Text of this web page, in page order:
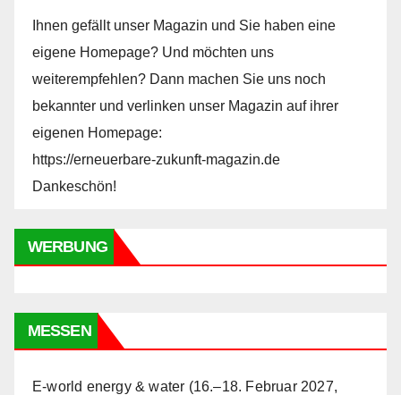
Ihnen gefällt unser Magazin und Sie haben eine
eigene Homepage? Und möchten uns
weiterempfehlen? Dann machen Sie uns noch
bekannter und verlinken unser Magazin auf ihrer
eigenen Homepage:
https://erneuerbare-zukunft-magazin.de
Dankeschön!
WERBUNG
MESSEN
E-world energy & water (16.–18. Februar 2027,